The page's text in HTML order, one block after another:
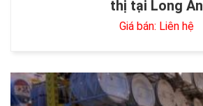
thị tại Long An
Giá bán: Liên hệ